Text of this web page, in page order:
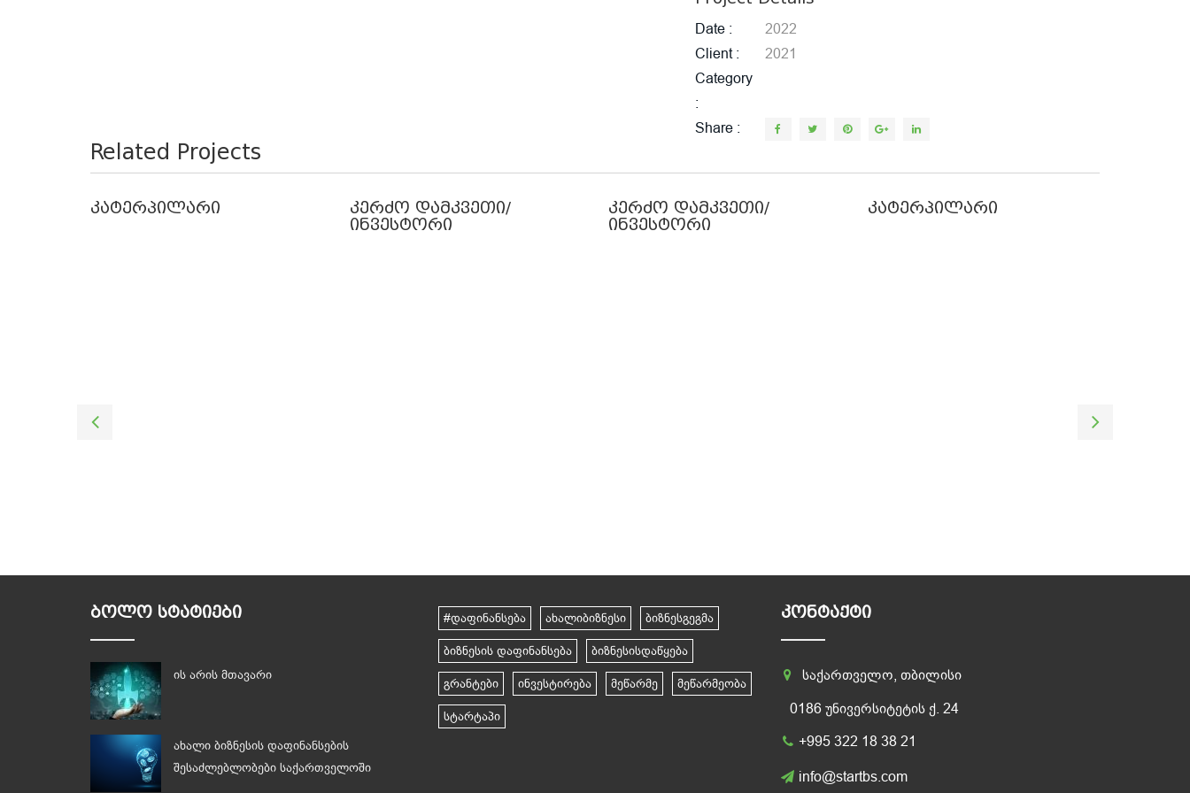
Date
2022
Client
2021
Category
Share
Related Projects
კატერპილარი
კერძო დამკვეთი/
ინვესტორი
კერძო დამკვეთი/
ინვესტორი
კატერპილარი
ᲑᲝᲚᲝ ᲡᲢᲐᲢᲘᲔᲑᲘ
ის არის მთავარი
ახალი ბიზნესის დაფინანსების
შესაძლებლობები საქართველოში
#დაფინანსება ახალიბიზნესი ბიზნესგეგმა
ბიზნესის დაფინანსება ბიზნესისდაწყება
გრანტები ინვესტირება მეწარმე მეწარმეობა
სტარტაპი
ᲙᲝᲜᲢᲐᲥᲢᲘ
საქართველო, თბილისი
0186 უნივერსიტეტის ქ. 24
+995 322 18 38 21
info@startbs.com